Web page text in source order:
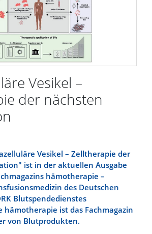
Vesikel –
der nächsten
Vesikel – Zelltherapie der
ist in der aktuellen Ausgabe
hämotherapie –
des Deutschen
Blutspendedienstes
hämotherapie ist das Fachmagazin
von Blutprodukten.